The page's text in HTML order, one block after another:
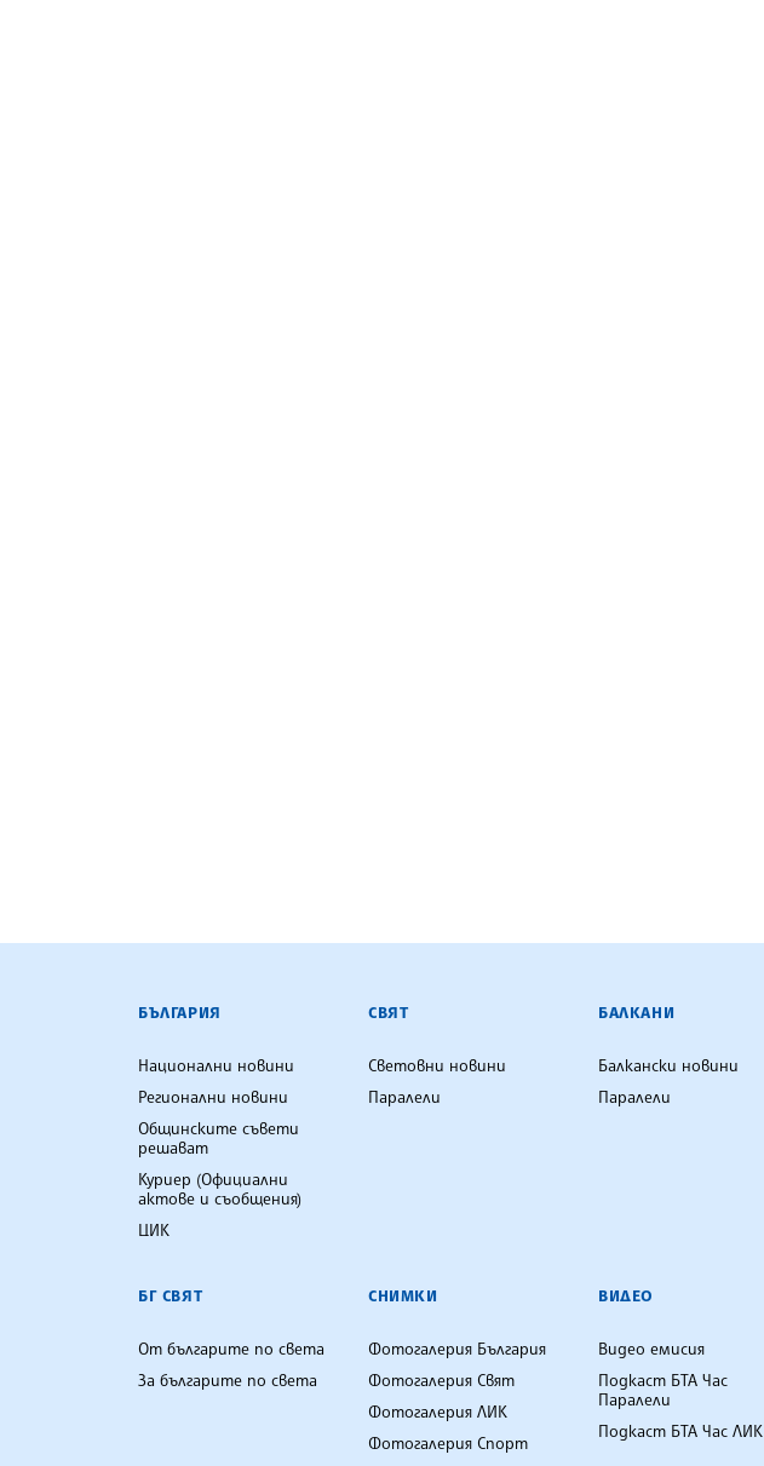
БЪЛГАРСКА ТЕЛЕГРАФНА АГЕНЦИЯ
БЪЛГАРИЯ
Национални новини
Регионални новини
Общинските съвети
решават
Куриер (Официални
актове и съобщения)
ЦИК
СВЯТ
Световни новини
Паралели
БАЛКАНИ
Балкански новини
Паралели
БГ СВЯТ
От българите по света
За българите по света
СНИМКИ
Фотогалерия България
Фотогалерия Свят
Фотогалерия ЛИК
Фотогалерия Спорт
ВИДЕО
Видео емисия
Подкаст БТА Час
Паралели
Подкаст БТА Час ЛИК